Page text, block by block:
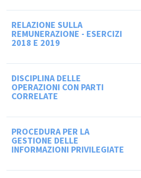
RELAZIONE SULLA
REMUNERAZIONE - ESERCIZI
2018 E 2019
DISCIPLINA DELLE
OPERAZIONI CON PARTI
CORRELATE
PROCEDURA PER LA
GESTIONE DELLE
INFORMAZIONI PRIVILEGIATE